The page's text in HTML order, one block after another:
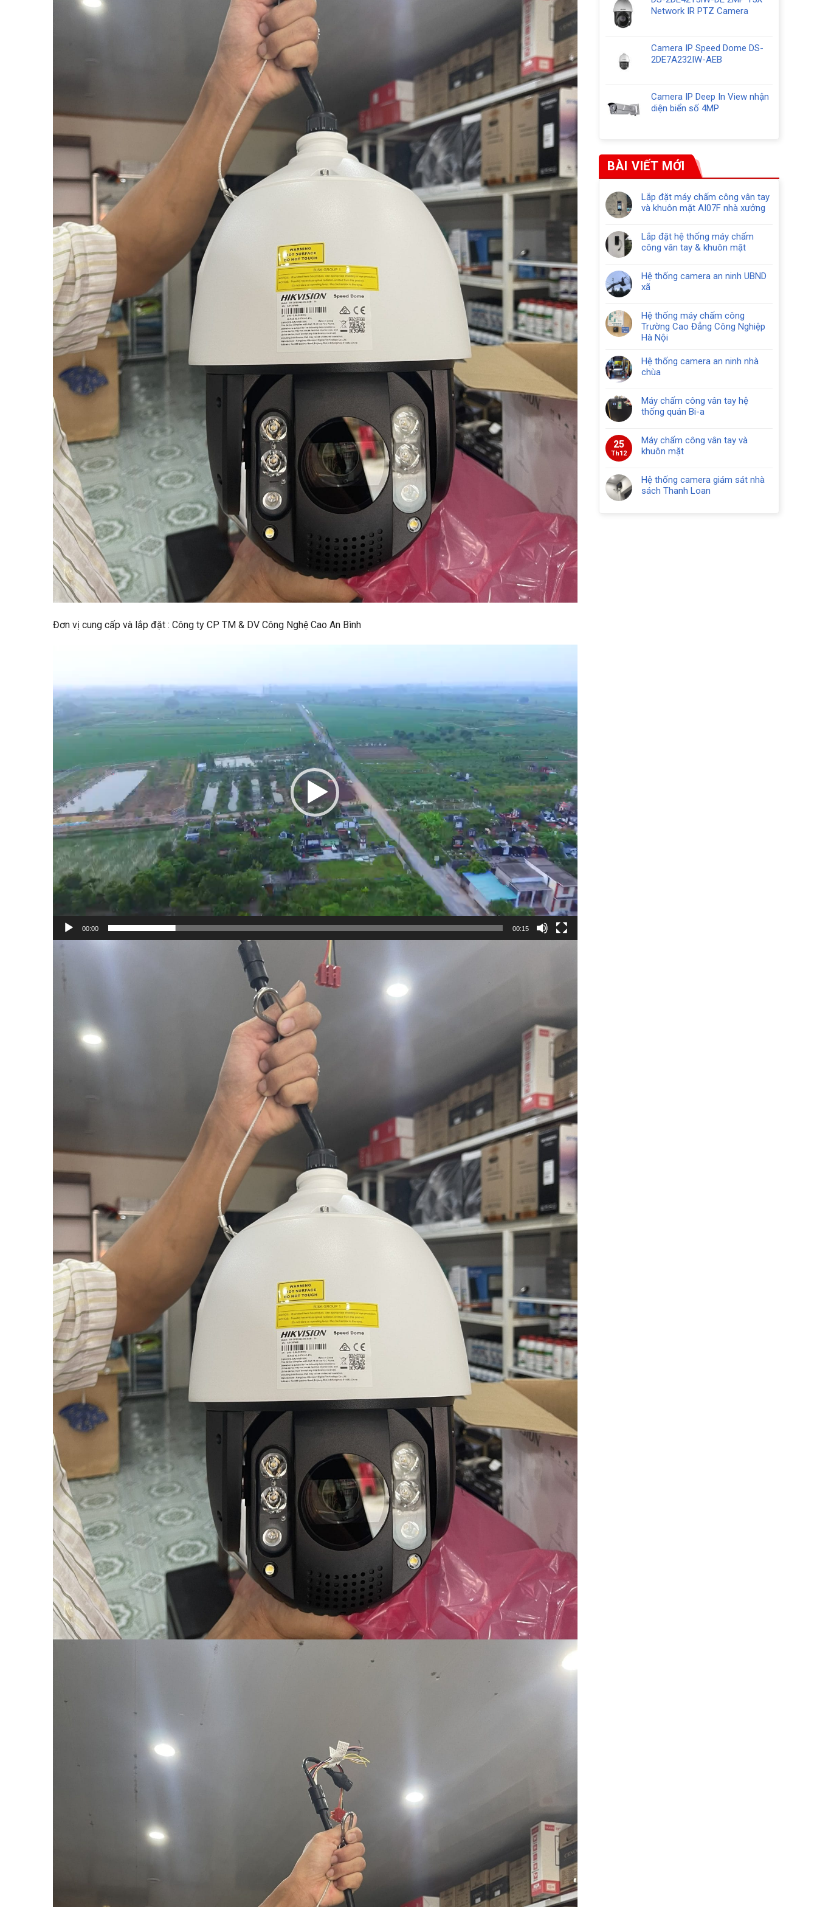
Đơn vị cung cấp và lắp đặt : Công ty CP TM & DV Công Nghệ Cao An Bình
00:00 00:15
Network IR PTZ Camera
Camera IP Speed Dome DS-
2DE7A232IW-AEB
Camera IP Deep In View nhận
diện biển số 4MP
BÀI VIẾT MỚI
Lắp đặt máy chấm công vân tay
và khuôn mặt AI07F nhà xưởng
Lắp đặt hệ thống máy chấm
công vân tay & khuôn mặt
Hệ thống camera an ninh UBND
xã
Hệ thống máy chấm công
Trường Cao Đẳng Công Nghiệp
Hà Nội
Hệ thống camera an ninh nhà
chùa
Máy chấm công vân tay hệ
thống quán Bi-a
25
Th12
Máy chấm công vân tay và
khuôn mặt
Hệ thống camera giám sát nhà
sách Thanh Loan